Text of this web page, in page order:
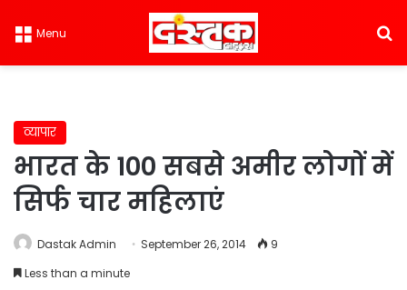
Menu
व्यापार
भारत के 100 सबसे अमीर लोगों में
सिर्फ चार महिलाएं
Dastak Admin September 26, 2014
9
Less than a minute